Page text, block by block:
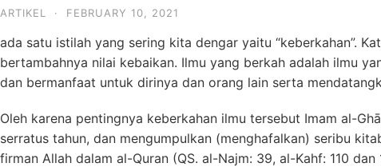
ARTIKEL · FEBRUARY 10, 2021
ada satu istilah yang sering kita dengar yaitu “keberkahan”.
bertambahnya nilai kebaikan. Ilmu yang berkah adalah ilmu
dan bermanfaat untuk dirinya dan orang lain serta
Oleh karena pentingnya keberkahan ilmu tersebut Imam al-
serratus tahun, dan mengumpulkan (menghafalkan) seribu
firman Allah dalam al-Quran (QS. al-Najm: 39, al-Kahf: 110 dan